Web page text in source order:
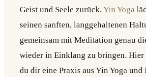
Geist und Seele zurück. Yin Yoga
seinen sanften, langgehaltenen
gemeinsam mit Meditation genau
wieder in Einklang zu bringen. Hier
du dir eine Praxis aus Yin Yoga